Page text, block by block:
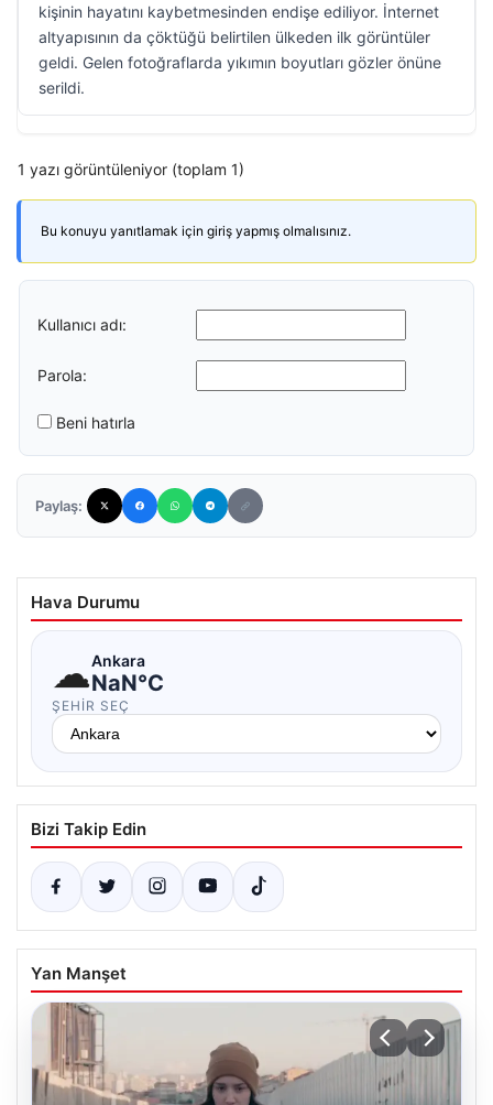
kişinin hayatını kaybetmesinden endişe ediliyor. İnternet
altyapısının da çöktüğü belirtilen ülkeden ilk görüntüler
geldi. Gelen fotoğraflarda yıkımın boyutları gözler önüne
serildi.
1 yazı görüntüleniyor (toplam 1)
Bu konuyu yanıtlamak için giriş yapmış olmalısınız.
Kullanıcı adı:
Parola:
Beni hatırla
Paylaş:
Hava Durumu
☁Ankara
NaN°C
ŞEHIR SEÇ
Bizi Takip Edin
Yan Manşet